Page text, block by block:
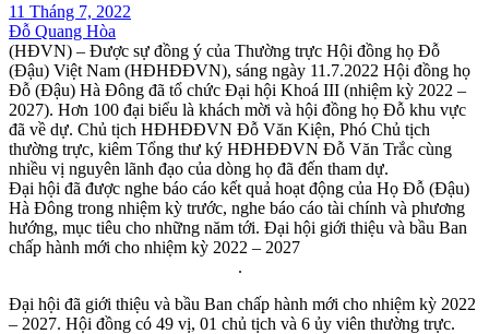
11 Tháng 7, 2022
Đỗ Quang Hòa
(HĐVN) – Được sự đồng ý của Thường trực Hội đồng họ Đỗ
(Đậu) Việt Nam (HĐHĐĐVN), sáng ngày 11.7.2022 Hội đồng họ
Đỗ (Đậu) Hà Đông đã tổ chức Đại hội Khoá III (nhiệm kỳ 2022 –
2027). Hơn 100 đại biểu là khách mời và hội đồng họ Đỗ khu vực
đã về dự. Chủ tịch HĐHĐĐVN Đỗ Văn Kiện, Phó Chủ tịch
thường trực, kiêm Tổng thư ký HĐHĐĐVN Đỗ Văn Trắc cùng
nhiều vị nguyên lãnh đạo của dòng họ đã đến tham dự.
Đại hội đã được nghe báo cáo kết quả hoạt động của Họ Đỗ (Đậu)
Hà Đông trong nhiệm kỳ trước, nghe báo cáo tài chính và phương
hướng, mục tiêu cho những năm tới. Đại hội giới thiệu và bầu Ban
chấp hành mới cho nhiệm kỳ 2022 – 2027
.
Đại hội đã giới thiệu và bầu Ban chấp hành mới cho nhiệm kỳ 2022
– 2027. Hội đồng có 49 vị, 01 chủ tịch và 6 ủy viên thường trực.